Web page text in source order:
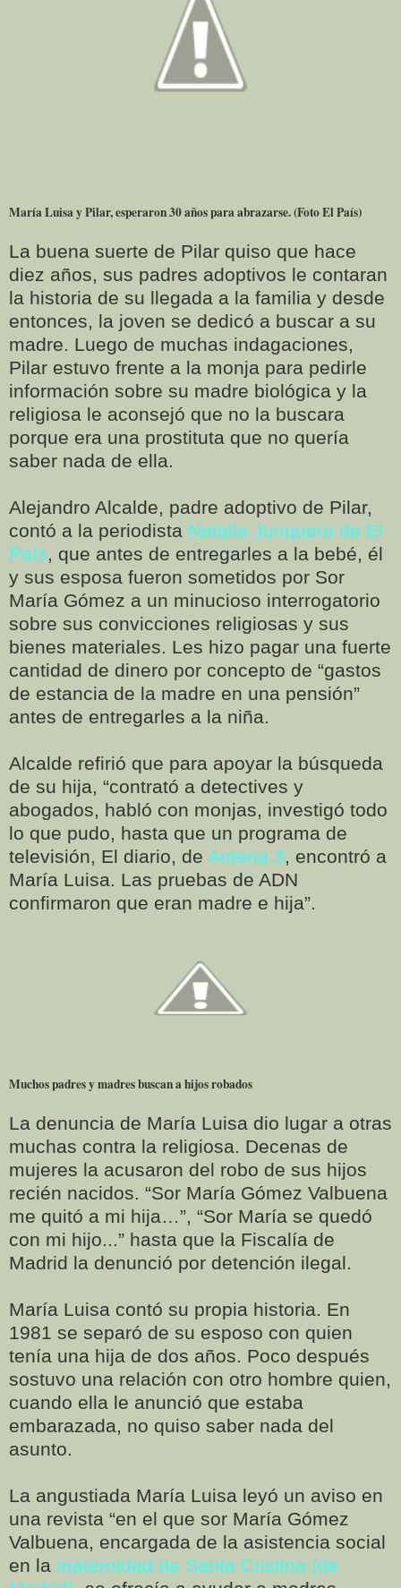
María Luisa y Pilar, esperaron 30 años para abrazarse. (Foto El País)
La buena suerte de Pilar quiso que hace
diez años, sus padres adoptivos le contaran
la historia de su llegada a la familia y desde
entonces, la joven se dedicó a buscar a su
madre. Luego de muchas indagaciones,
Pilar estuvo frente a la monja para pedirle
información sobre su madre biológica y la
religiosa le aconsejó que no la buscara
porque era una prostituta que no quería
saber nada de ella.
Alejandro Alcalde, padre adoptivo de Pilar,
contó a la periodista Natalia Junquera de El
País, que antes de entregarles a la bebé, él
y sus esposa fueron sometidos por Sor
María Gómez a un minucioso interrogatorio
sobre sus convicciones religiosas y sus
bienes materiales. Les hizo pagar una fuerte
cantidad de dinero por concepto de “gastos
de estancia de la madre en una pensión”
antes de entregarles a la niña.
Alcalde refirió que para apoyar la búsqueda
de su hija, “contrató a detectives y
abogados, habló con monjas, investigó todo
lo que pudo, hasta que un programa de
televisión, El diario, de Antena 3, encontró a
María Luisa. Las pruebas de ADN
confirmaron que eran madre e hija”.
Muchos padres y madres buscan a hijos robados
La denuncia de María Luisa dio lugar a otras
muchas contra la religiosa. Decenas de
mujeres la acusaron del robo de sus hijos
recién nacidos. “Sor María Gómez Valbuena
me quitó a mi hija…”, “Sor María se quedó
con mi hijo...” hasta que la Fiscalía de
Madrid la denunció por detención ilegal.
María Luisa contó su propia historia. En
1981 se separó de su esposo con quien
tenía una hija de dos años. Poco después
sostuvo una relación con otro hombre quien,
cuando ella le anunció que estaba
embarazada, no quiso saber nada del
asunto.
La angustiada María Luisa leyó un aviso en
una revista “en el que sor María Gómez
Valbuena, encargada de la asistencia social
en la maternidad de Santa Cristina (de